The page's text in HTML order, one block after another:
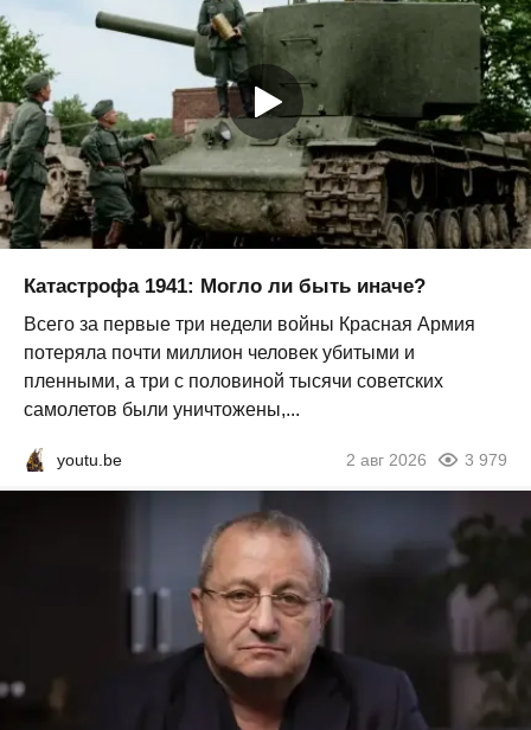
Катастрофа 1941: Могло ли быть иначе?
Всего за первые три недели войны Красная Армия
потеряла почти миллион человек убитыми и
пленными, а три с половиной тысячи советских
самолетов были уничтожены,...
youtu.be 2 авг 2026 3 979